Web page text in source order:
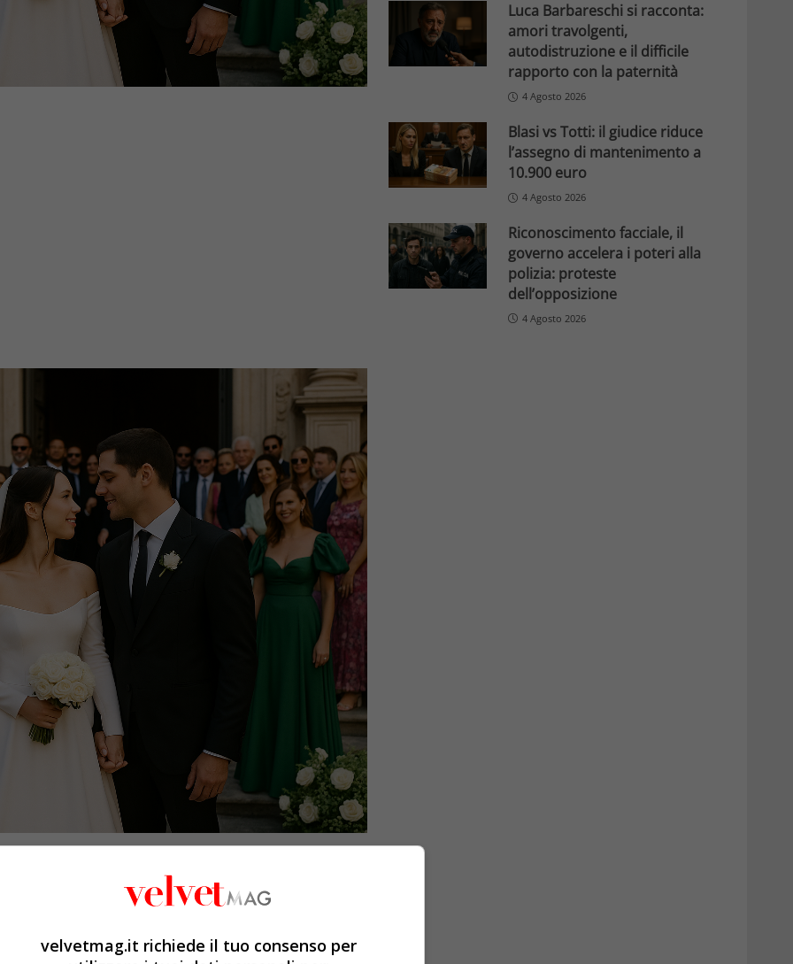
il matrimonio in Sicilia che ha
nella storia della famiglia Ramazzotti-Hunziker:
Luca Barbareschi si racconta:
amori travolgenti,
autodistruzione e il difficile
rapporto con la paternità
4 Agosto 2026
Blasi vs Totti: il giudice riduce
l’assegno di mantenimento a
10.900 euro
4 Agosto 2026
Riconoscimento facciale, il
governo accelera i poteri alla
polizia: proteste
dell’opposizione
4 Agosto 2026
velvetmag.it richiede il tuo consenso per